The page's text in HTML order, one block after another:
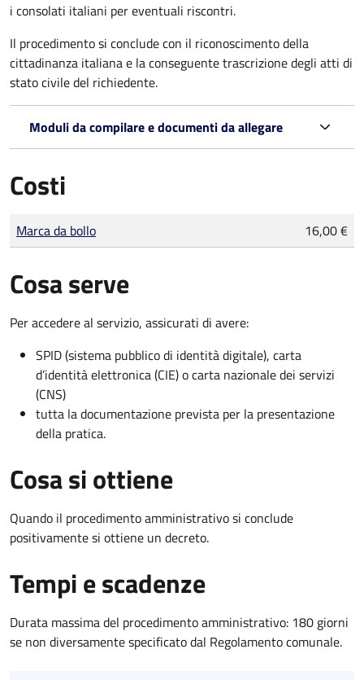
i consolati italiani per eventuali riscontri.
Il procedimento si conclude con il riconoscimento della
cittadinanza italiana e la conseguente trascrizione degli atti di
stato civile del richiedente.
Moduli da compilare e documenti da allegare
Costi
Tipo di pagamento
Importo
Marca da bollo 16,00 €
Cosa serve
Per accedere al servizio, assicurati di avere:
SPID (sistema pubblico di identità digitale), carta
d’identità elettronica (CIE) o carta nazionale dei servizi
(CNS)
tutta la documentazione prevista per la presentazione
della pratica.
Cosa si ottiene
Quando il procedimento amministrativo si conclude
positivamente si ottiene un decreto.
Tempi e scadenze
Durata massima del procedimento amministrativo: 180 giorni
se non diversamente specificato dal Regolamento comunale.